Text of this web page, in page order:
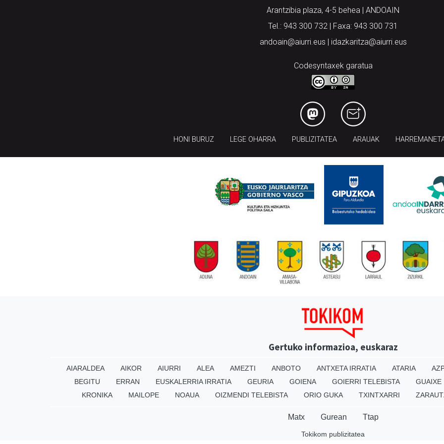
Arantzibia plaza, 4-5 behea | ANDOAIN
Tel.: 943 300 732 | Faxa: 943 300 731
andoain@aiurri.eus | idazkaritza@aiurri.eus
Codesyntaxek garatua
HONI BURUZ LEGE OHARRA PUBLIZITATEA ARAUAK
Gertuko informazioa, euskaraz
AIARALDEA AIKOR AIURRI ALEA AMEZTI ANBOTO ANTXETA IRRATIA ATARIA
BEGITU
ERRAN EUSKALERRIA IRRATIA GEURIA GOIENA GOIERRI TELEBISTA GUAIXE
KRONIKA
MAILOPE NOAUA OIZMENDI TELEBISTA ORIO GUKA TXINTXARRI
Matx Gurean Ttap
Tokikom publizitatea